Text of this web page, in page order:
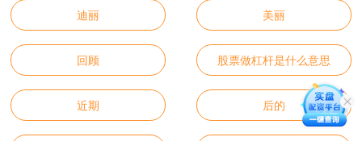
迪丽 美丽
回顾 股票做杠杆是什么意思
近期 后的